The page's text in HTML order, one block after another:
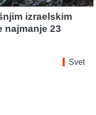
izraelskim
najmanje 23
Svet